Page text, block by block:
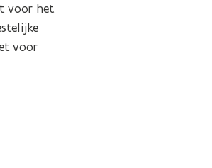
voor het
voor